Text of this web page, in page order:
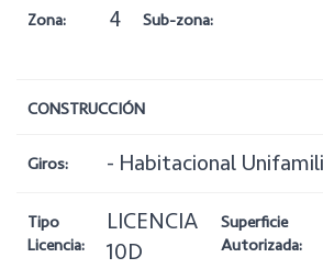
Zona: 4 Sub-zona:
CONSTRUCCIÓN
Giros: - Habitacional
Tipo
Licencia:
LICENCIA
10D
Superficie
Autorizada: